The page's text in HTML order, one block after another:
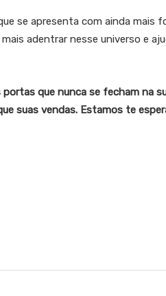
se apresenta com ainda mais
adentrar nesse universo e
que nunca se fecham na
suas vendas. Estamos te